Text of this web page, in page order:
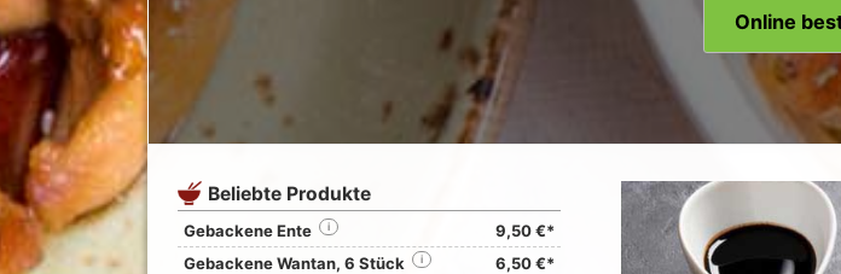
Online
Beliebte Produkte
Gebackene Ente i
9,50 €*
Gebackene Wantan, 6 Stück
i 6,50 €*